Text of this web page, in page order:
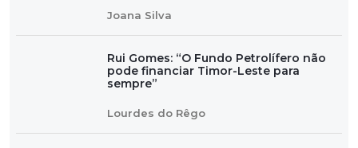
Joana Silva
Rui Gomes: “O Fundo Petrolífero não
pode financiar Timor-Leste para
sempre”
Lourdes do Rêgo